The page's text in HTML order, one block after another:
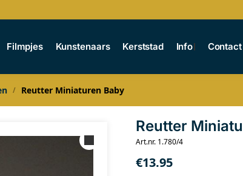
Filmpjes Kunstenaars Kerststad Info Contact
/ Reutter Miniaturen Baby
Reutter
Art.nr. 1.780/4
€13.95